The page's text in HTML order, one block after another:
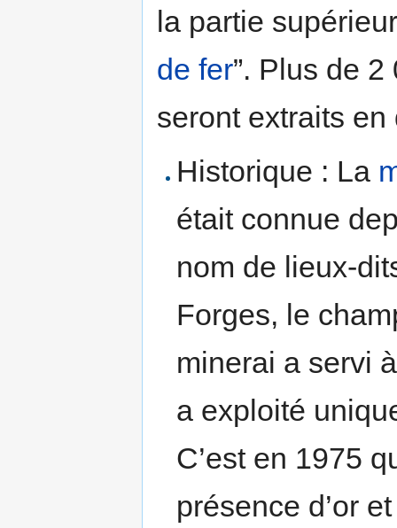
la partie
de fer”. Plus de 2
seront extraits en
Historique : La
était connue
nom de lieux-
Forges, le
minerai a servi
a exploité
C’est en 1975
présence d’or